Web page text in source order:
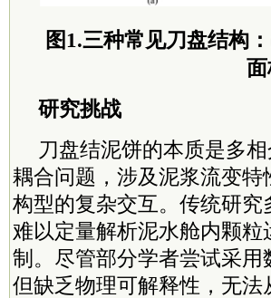
图1.三种常见刀盘结构
研究挑战
刀盘结泥饼的本质是多
耦合问题，涉及泥浆流变
构型的复杂交互。传统研
难以定量解析泥水舱内颗
制。尽管部分学者尝试采
但缺乏物理可解释性，无